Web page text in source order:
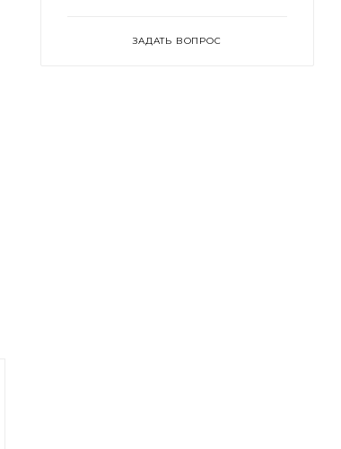
ЗАДАТЬ ВОПРОС